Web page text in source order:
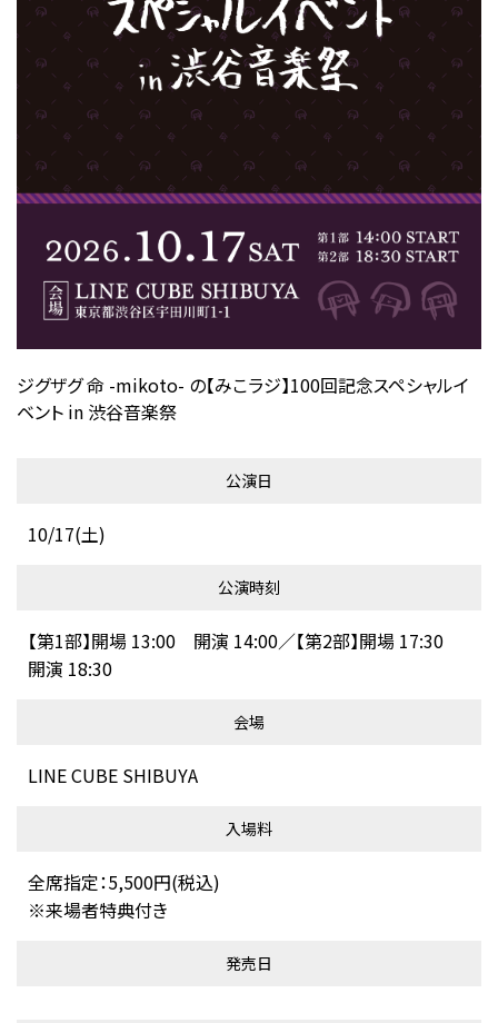
ジグザグ 命 -mikoto- の【みこラジ】100回記念スペシャルイ
ベント in 渋谷音楽祭
公演日
10/17(土)
公演時刻
【第1部】開場 13:00 開演 14:00／【第2部】開場 17:30
開演 18:30
会場
LINE CUBE SHIBUYA
入場料
全席指定：5,500円(税込)
※来場者特典付き
発売日